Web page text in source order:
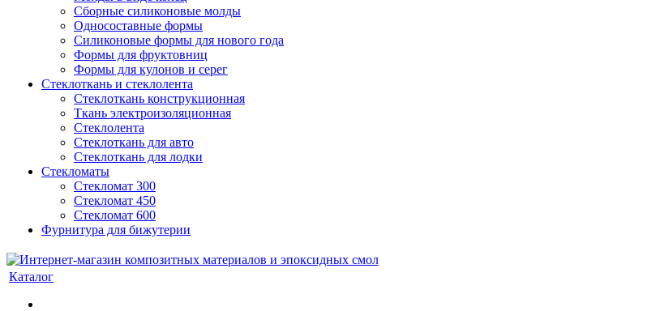
Сборные силиконовые молды
Односоставные формы
Силиконовые формы для нового года
Формы для фруктовниц
Формы для кулонов и серег
Стеклоткань и стеклолента
Стеклоткань конструкционная
Ткань электроизоляционная
Стеклолента
Стеклоткань для авто
Стеклоткань для лодки
Стекломаты
Стекломат 300
Стекломат 450
Стекломат 600
Фурнитура для бижутерии
Каталог